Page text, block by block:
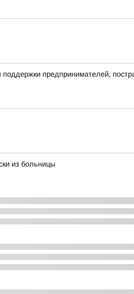
предпринимателей,
из больницы